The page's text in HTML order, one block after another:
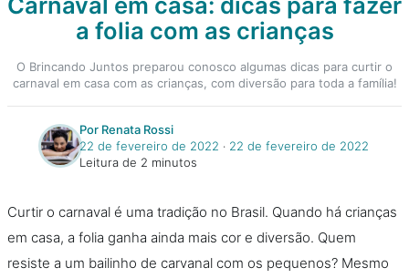
a folia com as crianças
O Brincando Juntos preparou conosco algumas dicas para curtir o
carnaval em casa com as crianças, com diversão para toda a família!
Por Renata Rossi
22 de fevereiro de 2022 ‧ 22 de fevereiro de 2022
Leitura de 2 minutos
Curtir o carnaval é uma tradição no Brasil. Quando há crianças
em casa, a folia ganha ainda mais cor e diversão. Quem
resiste a um bailinho de carvanal com os pequenos? Mesmo